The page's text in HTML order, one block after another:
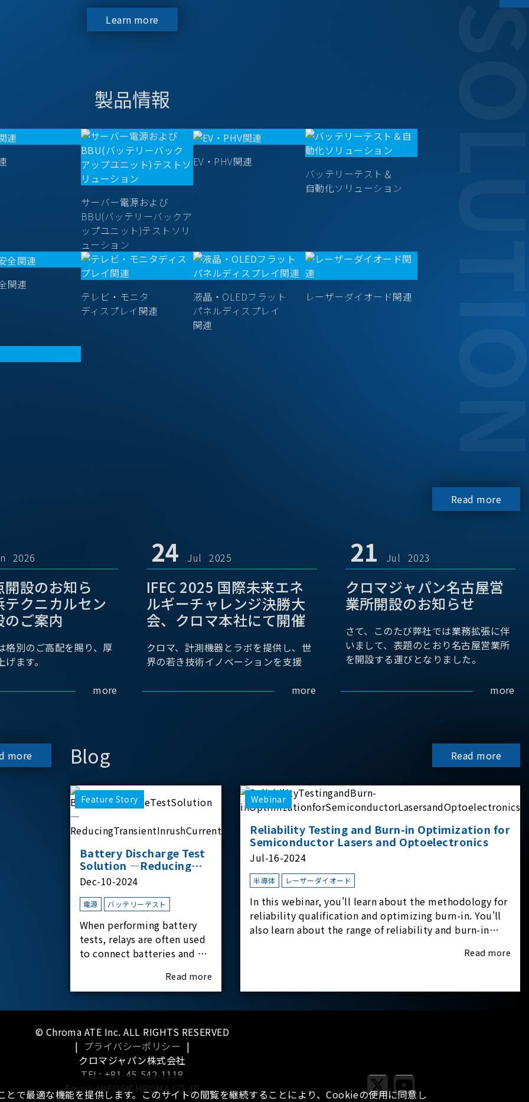
Learn more
製品情報
サーバー電源および
BBU(バッテリーバックア
ップユニット)テストソリ
ューション
EV・PHV関連
バッテリーテスト＆
自動化ソリューション
関連
テレビ・モニタ
ディスプレイ関連
液晶・OLEDフラット
パネルディスプレイ
関連
レーザーダイオード関連
Read more
2026
開設のお知ら
テクニカルセン
のご案内
別のご高配を賜り、厚
ます。
more
24 Jul 2025
IFEC 2025 国際未来エネ
ルギーチャレンジ決勝大
会、クロマ本社にて開催
クロマ、計測機器とラボを提供し、世
界の若き技術イノベーションを支援
more
21 Jul 2023
クロマジャパン名古屋営
業所開設のお知らせ
さて、このたび弊社では業務拡張に伴
いまして、表題のとおり名古屋営業所
を開設する運びとなりました。
more
more Blog Read more
Feature Story
Battery Discharge Test
Solution —Reducing
Transient Inrush
Current
Dec-10-2024
電源 バッテリーテスト
When performing battery
tests, relays are often used
to connect batteries and bi-
supplies. What happens the
moment the relay is
switched?The Chroma
experimental equipment
for this study.provides an
applicati
Read more
Webinar
Reliability Testing and Burn-in Optimization for
Semiconductor Lasers and Optoelectronics
Jul-16-2024
半導体 レーザーダイオード
In this webinar, you'll learn about the methodology for
reliability qualification and optimizing burn-in. You'll
also learn about the range of reliability and burn-in
Read more
© Chroma ATE Inc. ALL RIGHTS RESERVED
| プライバシーポリシー |
クロマジャパン株式会社
TEL: +81-45-542-1118
Email: INFO@CHROMA.CO.JP
で最適な機能を提供します。このサイトの閲覧を継続することにより、Cookieの使用に同意し